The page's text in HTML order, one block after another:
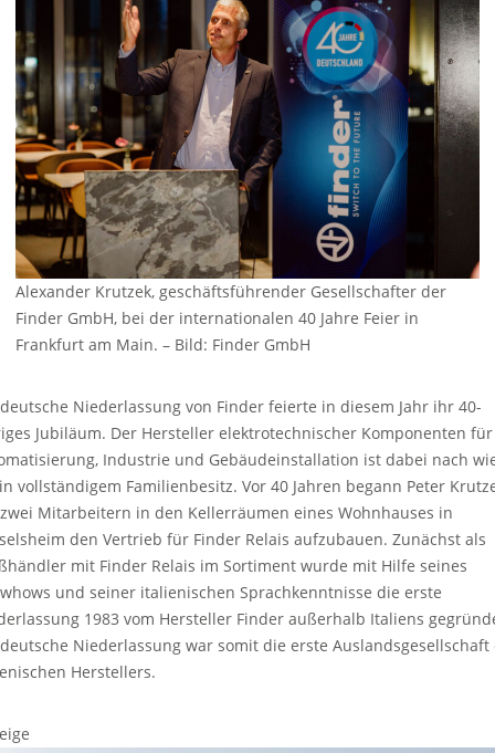
Alexander Krutzek, geschäftsführender Gesellschafter der
Finder GmbH, bei der internationalen 40 Jahre Feier in
Frankfurt am Main. – Bild: Finder GmbH
Niederlassung von Finder feierte in diesem Jahr ihr 40-
Jubiläum. Der Hersteller elektrotechnischer Komponenten
Industrie und Gebäudeinstallation ist dabei nach
vollständigem Familienbesitz. Vor 40 Jahren begann Peter
Mitarbeitern in den Kellerräumen eines Wohnhauses in
den Vertrieb für Finder Relais aufzubauen. Zunächst als
mit Finder Relais im Sortiment wurde mit Hilfe seines
und seiner italienischen Sprachkenntnisse die erste
1983 vom Hersteller Finder außerhalb Italiens
Niederlassung war somit die erste Auslandsgesellschaft
Herstellers.